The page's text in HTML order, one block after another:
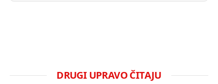
DRUGI UPRAVO ČITAJU